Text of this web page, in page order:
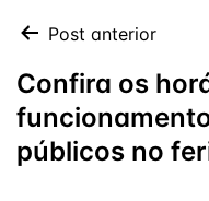
Post anterior
Confira os
públicos no